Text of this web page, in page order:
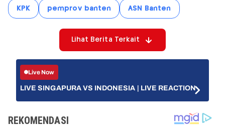
KPK pemprov banten ASN Banten
Lihat Berita Terkait
Live Now
LIVE SINGAPURA VS INDONESIA | LIVE REACTION